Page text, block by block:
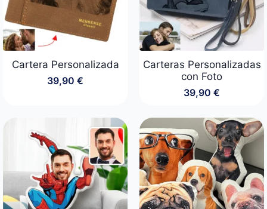
Cartera Personalizada
39,90 €
Carteras Personalizadas
con Foto
39,90 €